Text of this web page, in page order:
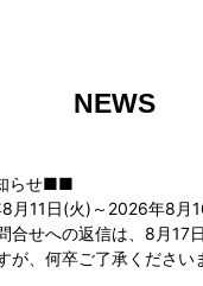
NEWS
らせ■■
月11日(火)～2026年8月
合せへの返信は、8月17
が、何卒ご了承くださ